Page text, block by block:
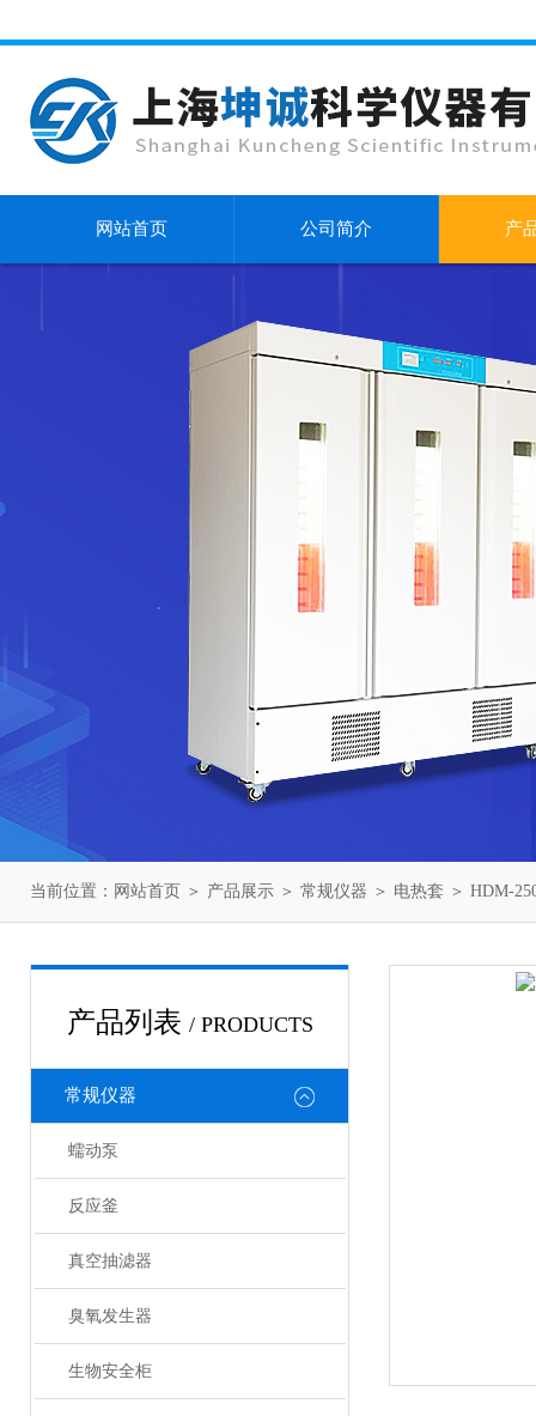
网站首页 公司简介 产
当前位置： 网站首页 ＞ 产品展示 ＞ 常规仪器 ＞ 电热套 ＞ HDM-
产品列表 / PRODUCTS
常规仪器
蠕动泵
反应釜
真空抽滤器
臭氧发生器
生物安全柜